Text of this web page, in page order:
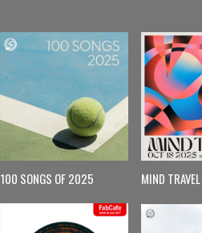
100 SONGS OF 2025 MIND TRAVEL